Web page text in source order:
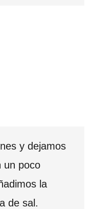
y dejamos
un poco
la
de sal.